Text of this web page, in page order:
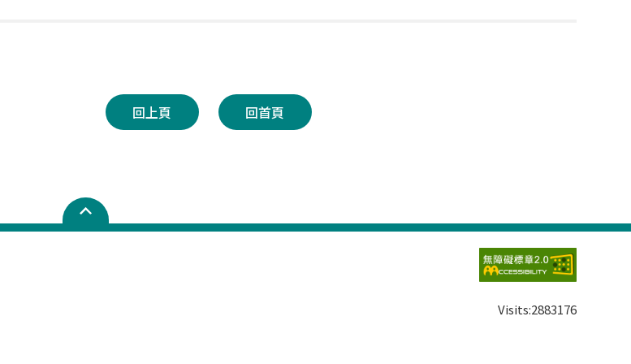
回上頁 回首頁
Visits:2883176